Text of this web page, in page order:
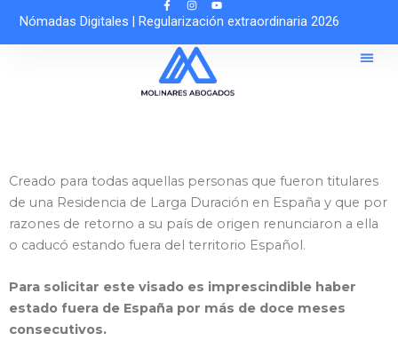
Nómadas Digitales |Regularización extraordinaria 2026
Creado para todas aquellas personas que fueron titulares
de una Residencia de Larga Duración en España y que por
razones de retorno a su país de origen renunciaron a ella
o caducó estando fuera del territorio Español.
Para solicitar este visado es imprescindible haber
estado fuera de España por más de doce meses
consecutivos.